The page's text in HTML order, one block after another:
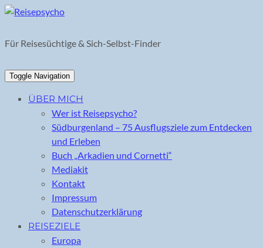
Skip
content
Für Reisesüchtige & Sich-Selbst-Finder
Toggle Navigation
ÜBER MICH
Wer ist Reisepsycho?
Südburgenland – 75 Ausflugsziele zum Entdecken
und Erleben
Buch „Arkadien und Cornetti“
Mediakit
Kontakt
Impressum
Datenschutzerklärung
REISEZIELE
Europa